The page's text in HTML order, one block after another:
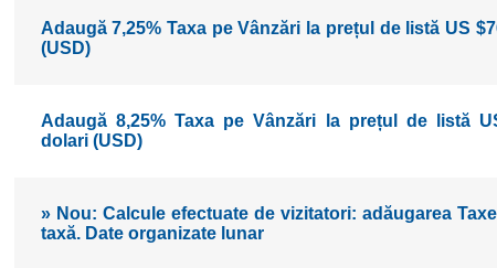
Adaugă 7,25% Taxa pe Vânzări la prețul de listă US
(USD)
Adaugă 8,25% Taxa pe Vânzări la prețul de listă
dolari (USD)
» Nou: Calcule efectuate de vizitatori: adăugarea
taxă. Date organizate lunar